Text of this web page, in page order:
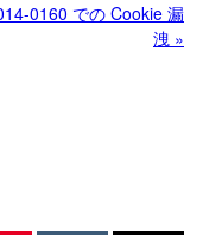
0160 での Cookie 漏
洩 »